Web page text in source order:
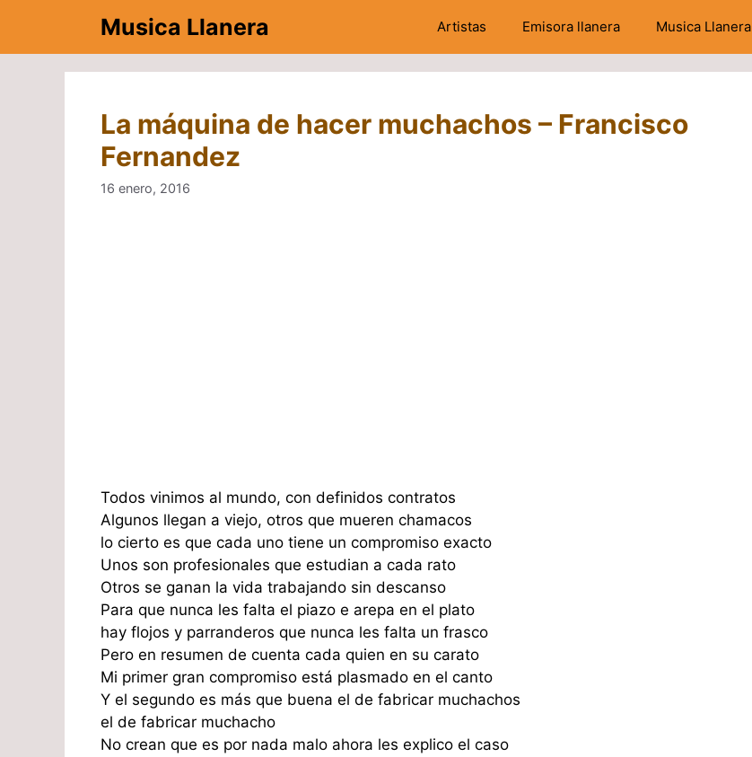
contenido
Musica Llanera Artistas Emisora llanera Musica Llanera
La máquina de hacer muchachos – Francisco
Fernandez
16 enero, 2016
Todos vinimos al mundo, con definidos contratos
Algunos llegan a viejo, otros que mueren chamacos
lo cierto es que cada uno tiene un compromiso exacto
Unos son profesionales que estudian a cada rato
Otros se ganan la vida trabajando sin descanso
Para que nunca les falta el piazo e arepa en el plato
hay flojos y parranderos que nunca les falta un frasco
Pero en resumen de cuenta cada quien en su carato
Mi primer gran compromiso está plasmado en el canto
Y el segundo es más que buena el de fabricar muchachos
el de fabricar muchacho
No crean que es por nada malo ahora les explico el caso